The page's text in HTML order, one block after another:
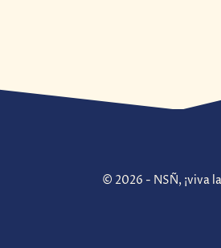
© 2026 - NSÑ, ¡viva